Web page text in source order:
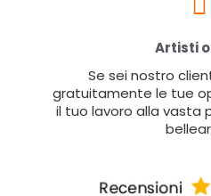
Artisti
Se sei nostro
gratuitamente le tue
il tuo lavoro alla vasta